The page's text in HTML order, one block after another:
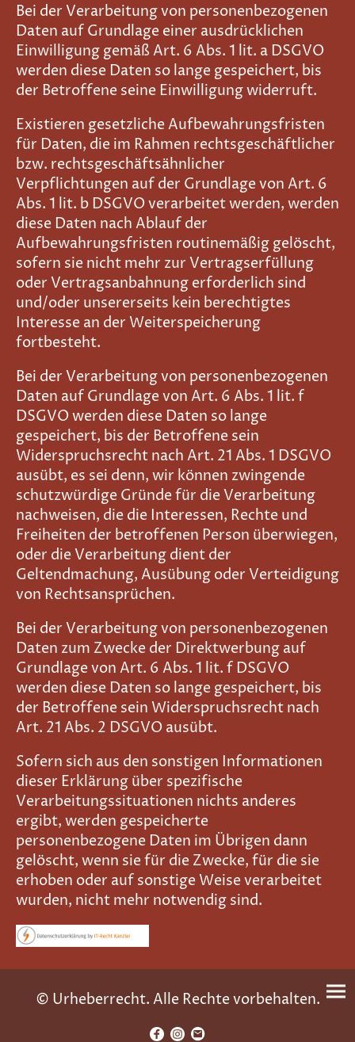
Bei der Verarbeitung von personenbezogenen
Daten auf Grundlage einer ausdrücklichen
Einwilligung gemäß Art. 6 Abs. 1 lit. a DSGVO
werden diese Daten so lange gespeichert, bis
der Betroffene seine Einwilligung widerruft.
Existieren gesetzliche Aufbewahrungsfristen
für Daten, die im Rahmen rechtsgeschäftlicher
bzw. rechtsgeschäftsähnlicher
Verpflichtungen auf der Grundlage von Art. 6
Abs. 1 lit. b DSGVO verarbeitet werden, werden
diese Daten nach Ablauf der
Aufbewahrungsfristen routinemäßig gelöscht,
sofern sie nicht mehr zur Vertragserfüllung
oder Vertragsanbahnung erforderlich sind
und/oder unsererseits kein berechtigtes
Interesse an der Weiterspeicherung
fortbesteht.
Bei der Verarbeitung von personenbezogenen
Daten auf Grundlage von Art. 6 Abs. 1 lit. f
DSGVO werden diese Daten so lange
gespeichert, bis der Betroffene sein
Widerspruchsrecht nach Art. 21 Abs. 1 DSGVO
ausübt, es sei denn, wir können zwingende
schutzwürdige Gründe für die Verarbeitung
nachweisen, die die Interessen, Rechte und
Freiheiten der betroffenen Person überwiegen,
oder die Verarbeitung dient der
Geltendmachung, Ausübung oder Verteidigung
von Rechtsansprüchen.
Bei der Verarbeitung von personenbezogenen
Daten zum Zwecke der Direktwerbung auf
Grundlage von Art. 6 Abs. 1 lit. f DSGVO
werden diese Daten so lange gespeichert, bis
der Betroffene sein Widerspruchsrecht nach
Art. 21 Abs. 2 DSGVO ausübt.
Sofern sich aus den sonstigen Informationen
dieser Erklärung über spezifische
Verarbeitungssituationen nichts anderes
ergibt, werden gespeicherte
personenbezogene Daten im Übrigen dann
gelöscht, wenn sie für die Zwecke, für die sie
erhoben oder auf sonstige Weise verarbeitet
wurden, nicht mehr notwendig sind.
© Urheberrecht. Alle Rechte vorbehalten.